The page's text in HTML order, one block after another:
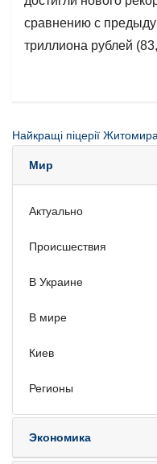
сравнению с
триллиона рублей
Найкращі піцерії Житомира
Мир
Актуально
Происшествия
В Украине
В мире
Киев
Регионы
Экономика